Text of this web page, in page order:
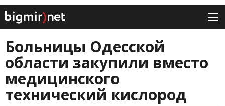
Больницы Одесской
области закупили вместо
медицинского
технический кислород